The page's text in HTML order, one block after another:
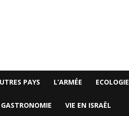
PAYS L’ARMÉE ECOLOGIE
GASTRONOMIE VIE EN ISRAËL